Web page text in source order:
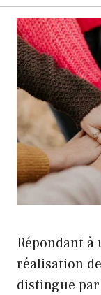
Répondant
réalisation
distingue